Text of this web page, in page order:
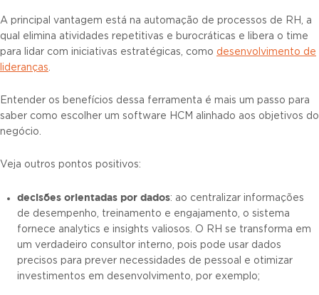
A principal vantagem está na automação de processos de RH, a
qual elimina atividades repetitivas e burocráticas e libera o time
para lidar com iniciativas estratégicas, como desenvolvimento de
lideranças.
Entender os benefícios dessa ferramenta é mais um passo para
saber como escolher um software HCM alinhado aos objetivos do
negócio.
Veja outros pontos positivos:
decisões orientadas por dados: ao centralizar informações
de desempenho, treinamento e engajamento, o sistema
fornece analytics e insights valiosos. O RH se transforma em
um verdadeiro consultor interno, pois pode usar dados
precisos para prever necessidades de pessoal e otimizar
investimentos em desenvolvimento, por exemplo;